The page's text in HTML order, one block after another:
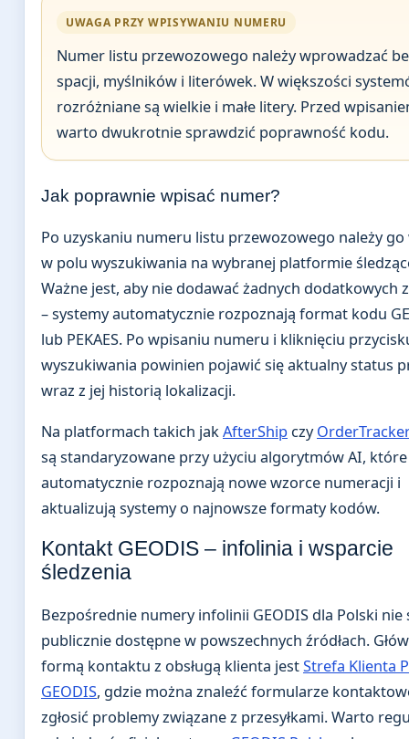
UWAGA PRZY WPISYWANIU NUMERU
Numer listu przewozowego należy wprowadzać
spacji, myślników i literówek. W większości
rozróżniane są wielkie i małe litery. Przed
warto dwukrotnie sprawdzić poprawność kodu.
Jak poprawnie wpisać numer?
Po uzyskaniu numeru listu przewozowego należy go
w polu wyszukiwania na wybranej platformie
Ważne jest, aby nie dodawać żadnych dodatkowych
– systemy automatycznie rozpoznają format kodu
lub PEKAES. Po wpisaniu numeru i kliknięciu
wyszukiwania powinien pojawić się aktualny status
wraz z jej historią lokalizacji.
Na platformach takich jakAfterShip czy
są standaryzowane przy użyciu algorytmów AI, które
automatycznie rozpoznają nowe wzorce numeracji i
aktualizują systemy o najnowsze formaty kodów.
Kontakt GEODIS – infolinia i wsparcie
śledzenia
Bezpośrednie numery infolinii GEODIS dla Polski nie
publicznie dostępne w powszechnych źródłach.
formą kontaktu z obsługą klienta jestStrefa Klienta
GEODIS, gdzie można znaleźć formularze
zgłosić problemy związane z przesyłkami. Warto